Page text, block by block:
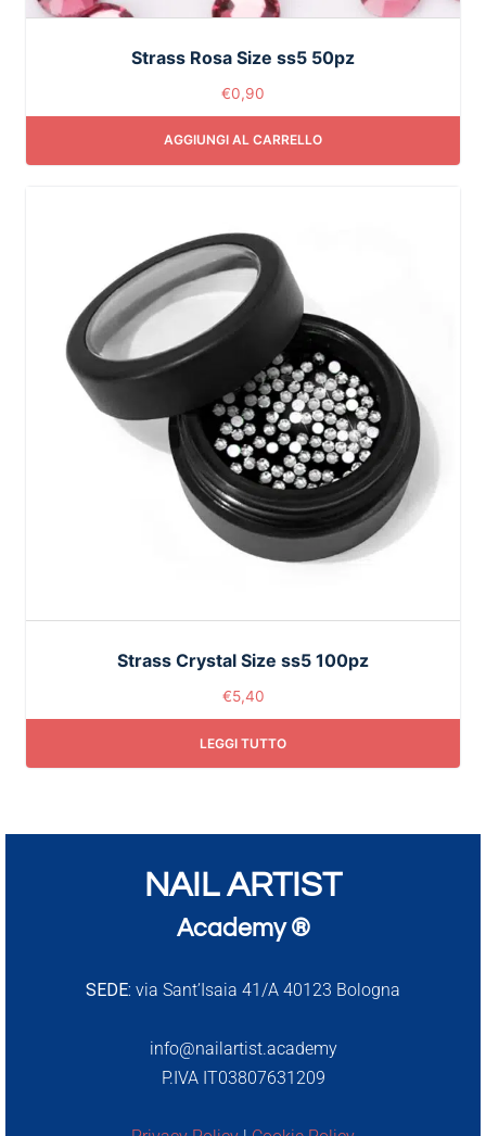
Strass Rosa Size ss5 50pz
€0,90
AGGIUNGI AL CARRELLO
Strass Crystal Size ss5 100pz
€5,40
LEGGI TUTTO
NAIL ARTIST
Academy ®
SEDE: via Sant’Isaia 41/A 40123 Bologna
info@nailartist.academy
P.IVA IT03807631209